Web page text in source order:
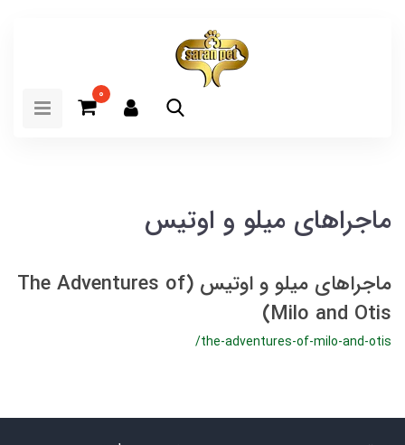
0
ماجراهای میلو و اوتیس
ماجراهای میلو و اوتیس (The Adventures of
Milo and Otis)
/the-adventures-of-milo-and-otis